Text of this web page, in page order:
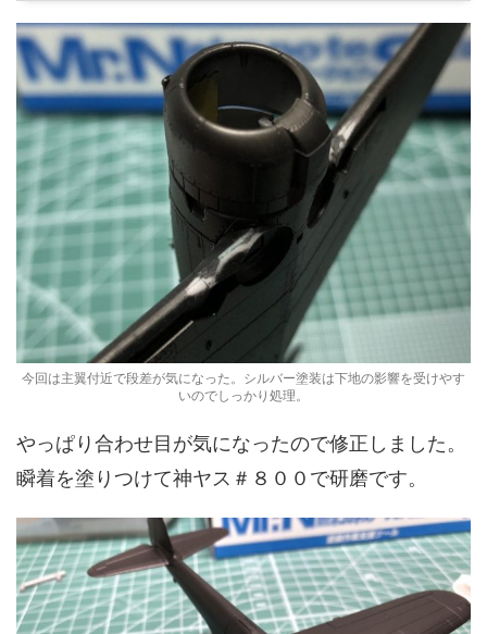
今回は主翼付近で段差が気になった。シルバー塗装は下地の影響を受けやす
いのでしっかり処理。
やっぱり合わせ目が気になったので修正しました。
瞬着を塗りつけて神ヤス＃８００で研磨です。